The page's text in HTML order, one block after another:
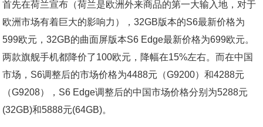
首先在荷兰宣布（荷兰是欧洲外来商品的第一大输入地，对于
欧洲市场有着巨大的影响力），32GB版本的S6最新价格为
599欧元，32GB的曲面屏版本S6 Edge最新价格为699欧元。
两款旗舰手机都降价了100欧元，降幅在15%左右。而在中国
市场，S6调整后的市场价格为4488元（G9200）和4288元
（G9208），S6 Edge调整后的中国市场价格分别为5288元
(32GB)和5888元(64GB)。